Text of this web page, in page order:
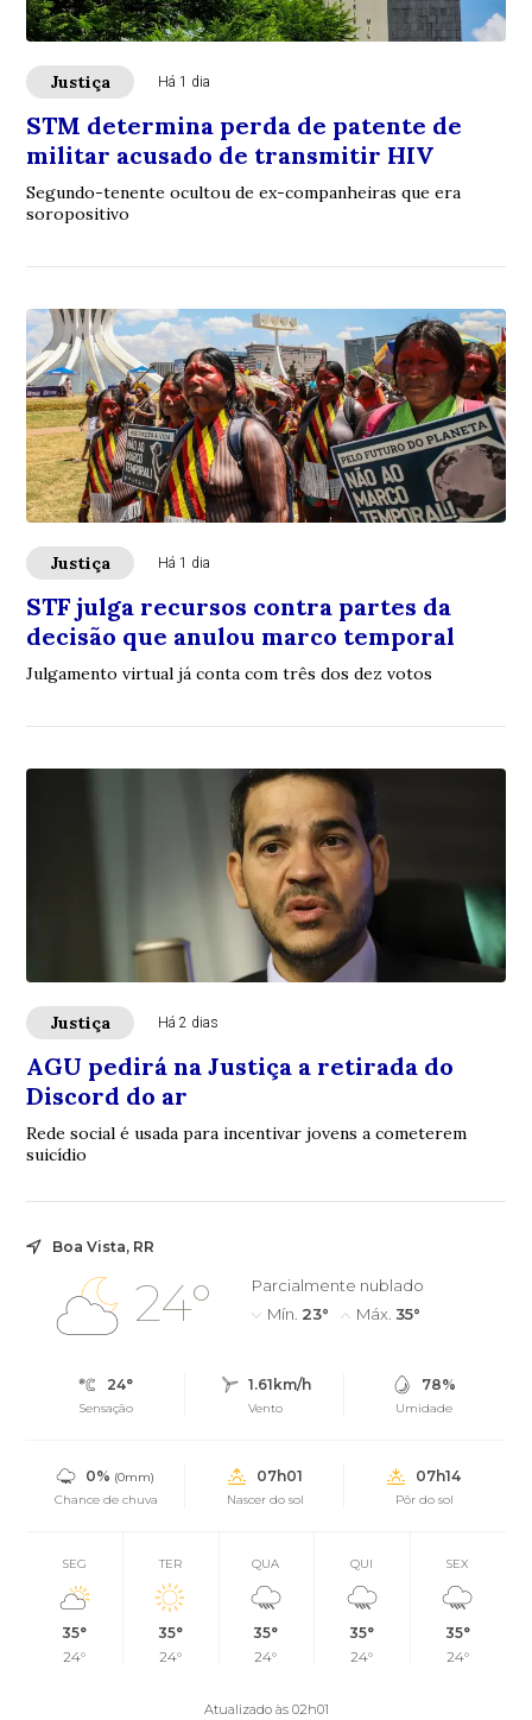
Justiça Há 1 dia
STM determina perda de patente de
militar acusado de transmitir HIV
Segundo-tenente ocultou de ex-companheiras que era
soropositivo
Justiça Há 1 dia
STF julga recursos contra partes da
decisão que anulou marco temporal
Julgamento virtual já conta com três dos dez votos
Justiça Há 2 dias
AGU pedirá na Justiça a retirada do
Discord do ar
Rede social é usada para incentivar jovens a cometerem
suicídio
Boa Vista, RR
24°
Parcialmente nublado
Mín. 23° Máx. 35°
24°
Sensação
1.61km/h
Vento
78%
Umidade
0% (0mm)
Chance de chuva
07h01
Nascer do sol
07h14
Pôr do sol
SEG
35°
24°
TER
35°
24°
QUA
35°
24°
QUI
35°
24°
SEX
35°
24°
Atualizado às 02h01